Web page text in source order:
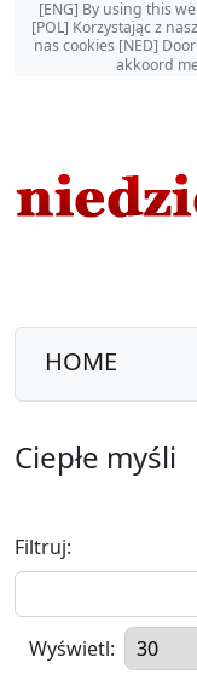
[ENG] By using this
[POL] Korzystając z
nas cookies [NED]
akkoord
HOME
Ciepłe myśli
Filtruj:
Wyświetl: